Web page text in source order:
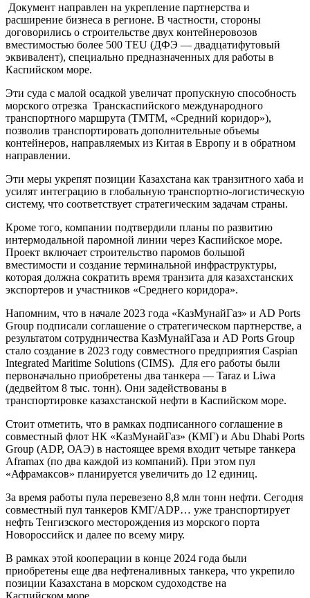
Документ направлен на укрепление партнерства и
расширение бизнеса в регионе. В частности, стороны
договорились о строительстве двух контейнеровозов
вместимостью более 500 TEU (ДФЭ — двадцатифутовый
эквивалент), специально предназначенных для работы в
Каспийском море.
Эти суда с малой осадкой увеличат пропускную способность
морского отрезка Транскаспийского международного
транспортного маршрута (ТМТМ, «Средний коридор»),
позволив транспортировать дополнительные объемы
контейнеров, направляемых из Китая в Европу и в обратном
направлении.
Эти меры укрепят позиции Казахстана как транзитного хаба и
усилят интеграцию в глобальную транспортно-логистическую
систему, что соответствует стратегическим задачам страны.
Кроме того, компании подтвердили планы по развитию
интермодальной паромной линии через Каспийское море.
Проект включает строительство паромов большой
вместимости и создание терминальной инфраструктуры,
которая должна сократить время транзита для казахстанских
экспортеров и участников «Среднего коридора».
Напомним, что в начале 2023 года «КазМунайГаз» и AD Ports
Group подписали соглашение о стратегическом партнерстве, а
результатом сотрудничества КазМунайГаза и AD Ports Group
стало создание в 2023 году совместного предприятия Caspian
Integrated Maritime Solutions (CIMS). Для его работы были
первоначально приобретены два танкера — Taraz и Liwa
(дедвейтом 8 тыс. тонн). Они задействованы в
транспортировке казахстанской нефти в Каспийском море.
Стоит отметить, что в рамках подписанного соглашение в
совместный флот НК «КазМунайГаз» (КМГ) и Abu Dhabi Ports
Group (ADP, ОАЭ) в настоящее время входит четыре танкера
Aframax (по два каждой из компаний). При этом пул
«Афрамаксов» планируется увеличить до 12 единиц.
За время работы пула перевезено 8,8 млн тонн нефти. Сегодня
совместный пул танкеров КМГ/ADP… уже транспортирует
нефть Тенгизского месторождения из морского порта
Новороссийск и далее по всему миру.
В рамках этой кооперации в конце 2024 года были
приобретены еще два нефтеналивных танкера, что укрепило
позиции Казахстана в морском судоходстве на
Каспийском море.